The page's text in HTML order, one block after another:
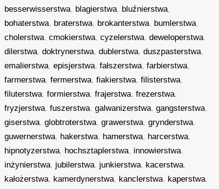
besserwisserstwa, blagierstwa, bluźnierstwa,
bohaterstwa, braterstwa, brokanterstwa, bumlerstwa,
cholerstwa,cmokierstwa,cyzelerstwa,deweloperstwa,
dilerstwa,doktrynerstwa,dublerstwa,duszpasterstwa,
emalierstwa,episjerstwa,fałszerstwa,farbierstwa,
farmerstwa,fermerstwa,fiakierstwa,filisterstwa,
filuterstwa,formierstwa,frajerstwa,frezerstwa,
fryzjerstwa,fuszerstwa,galwanizerstwa,gangsterstwa,
giserstwa,globtroterstwa,grawerstwa,grynderstwa,
guwernerstwa, hakerstwa, hamerstwa, harcerstwa,
hipnotyzerstwa, hochsztaplerstwa, innowierstwa,
inżynierstwa, jubilerstwa, junkierstwa, kacerstwa,
kałożerstwa, kamerdynerstwa, kanclerstwa, kaperstwa,